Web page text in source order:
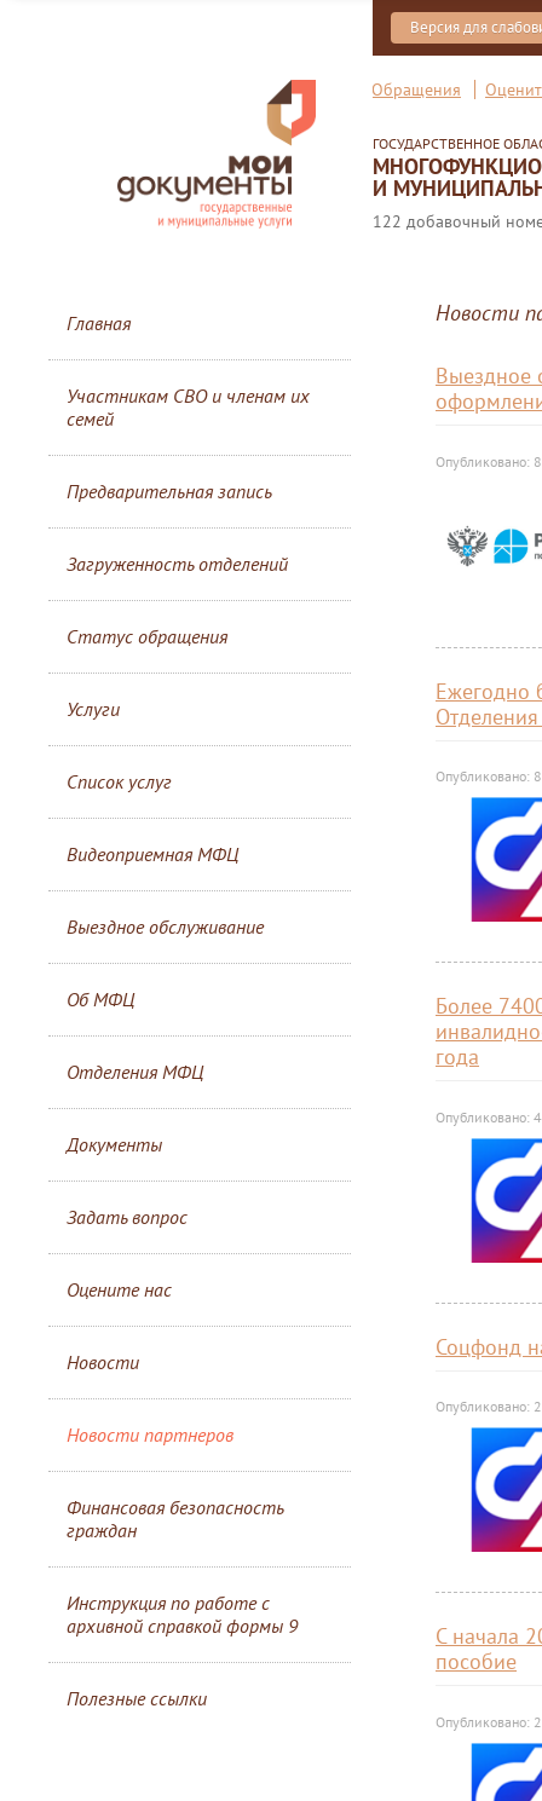
Версия для
Обращения
ГОСУДАРСТВЕННОЕ
И
122 добавочный
Главная
Участникам СВО и членам их
семей
Предварительная запись
Загруженность отделений
Статус обращения
Услуги
Список услуг
Видеоприемная МФЦ
Выездное обслуживание
Об МФЦ
Отделения МФЦ
Документы
Задать вопрос
Оцените нас
Новости
Новости партнеров
Финансовая безопасность
граждан
Инструкция по работе с
архивной справкой формы 9
Полезные ссылки
Новости
Выездное
Опубликовано:
Ежегодно
Опубликовано:
Более
года
Опубликовано:
Соцфонд
Опубликовано:
С начала
пособие
Опубликовано: